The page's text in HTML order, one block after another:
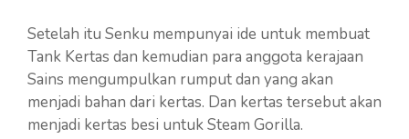
Setelah itu Senku mempunyai ide untuk membuat
Tank Kertas dan kemudian para anggota kerajaan
Sains mengumpulkan rumput dan yang akan
menjadi bahan dari kertas. Dan kertas tersebut akan
menjadi kertas besi untuk Steam Gorilla.